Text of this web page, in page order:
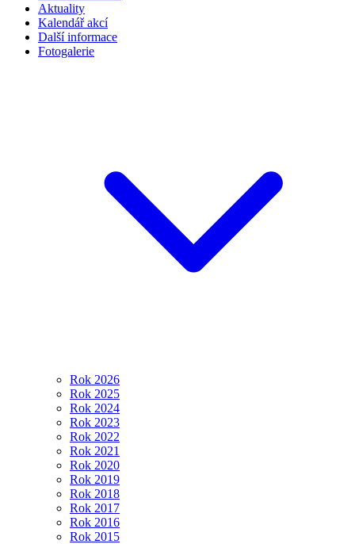
Aktuality
Kalendář akcí
Další informace
Fotogalerie
Rok 2026
Rok 2025
Rok 2024
Rok 2023
Rok 2022
Rok 2021
Rok 2020
Rok 2019
Rok 2018
Rok 2017
Rok 2016
Rok 2015